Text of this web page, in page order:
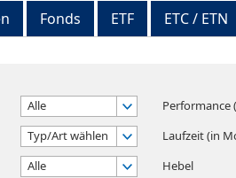
Fonds ETF ETC / ETN
Alle
Typ/Art wählen
Alle
Performance
Laufzeit (in
Hebel